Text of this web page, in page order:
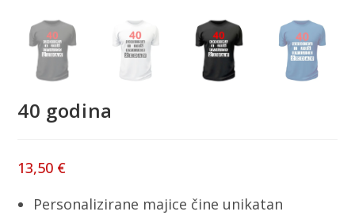
40 godina
13,50 €
Personalizirane majice čine unikatan